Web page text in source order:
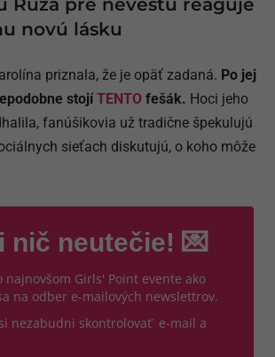
novú lásku
priznala, že je opäť zadaná. Po jej
stojíTENTO fešák. Hoci jeho
fanúšikovia už tradične špekulujú
sieťach diskutujú, o koho môže
nič neutečie! 💌
najnovšom Girls' Point evente ako
na odber e-mailových newslettrov.
nezabudni skontrolovať e-mail a